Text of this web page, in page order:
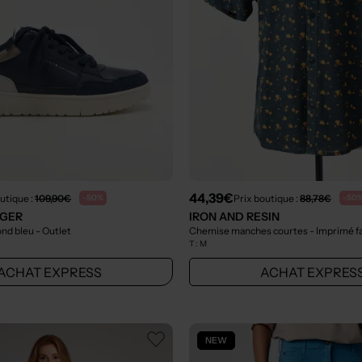
:109,90€ -50%
bleu - Outlet
EXPRESS
44,39€Prix boutique : 88,78€ -
IRON AND RESIN
Chemise manches courtes - Imprimé
T : M
ACHAT
NEW